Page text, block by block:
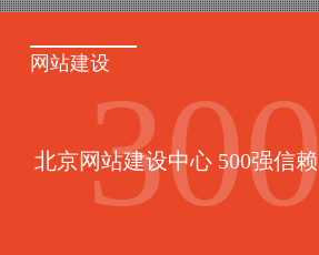
网站建设
北京网站建设中心 500强信赖
300